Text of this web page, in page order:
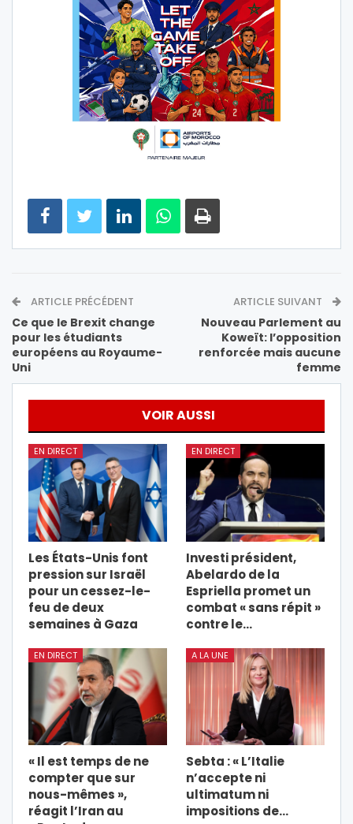
ARTICLE PRÉCÉDENT
Ce que le Brexit change
pour les étudiants
européens au Royaume-
Uni
ARTICLE SUIVANT
Nouveau Parlement au
Koweït: l’opposition
renforcée mais aucune
femme
VOIR AUSSI
EN DIRECT
Les États-Unis font
pression sur Israël
pour un cessez-le-
feu de deux
semaines à Gaza
EN DIRECT
Investi président,
Abelardo de la
Espriella promet un
combat « sans répit »
contre le…
EN DIRECT
« Il est temps de ne
compter que sur
nous-mêmes »,
réagit l’Iran au
A LA UNE
Sebta : « L’Italie
n’accepte ni
ultimatum ni
impositions de…